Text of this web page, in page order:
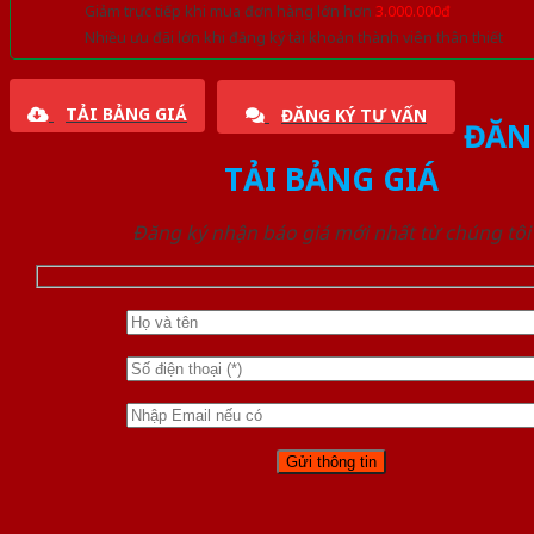
Giảm trực tiếp khi mua đơn hàng lớn hơn 3.000.000đ
Nhiều ưu đãi lớn khi đăng ký tài khoản thành viên thân thiết
TẢI BẢNG GIÁ ĐĂNG KÝ TƯ VẤN
TẢI BẢNG GIÁ
Đăng ký nhận báo giá mới nhất từ chúng tôi